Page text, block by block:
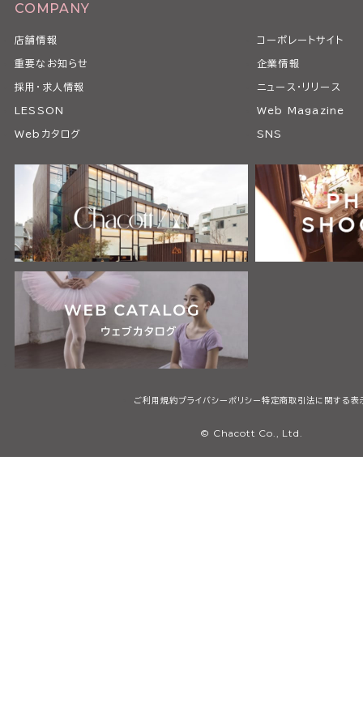
COMPANY
店舗情報 コーポレートサイト
重要なお知らせ 企業情報
採用・求人情報 ニュース・リリース
LESSON Web Magazine
Webカタログ SNS
ご利用規約プライバシーポリシー特定商取引法に関する表
© Chacott Co., Ltd.